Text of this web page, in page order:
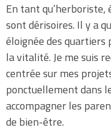
En tant qu’herboriste,
sont dérisoires. Il y a
éloignée des
la vitalité. Je me suis
centrée sur mes
ponctuellement dans
accompagner les
de bien-être.